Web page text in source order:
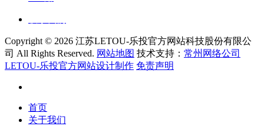
Copyright © 2026 江苏LETOU-乐投官方网站科技股份有限公
司 All Rights Reserved. 网站地图 技术支持： 常州网络公司
LETOU-乐投官方网站设计制作 免责声明
首页
关于我们